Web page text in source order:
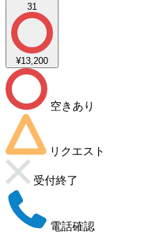
31
¥13,200
空きあり
リクエスト
受付終了
電話確認